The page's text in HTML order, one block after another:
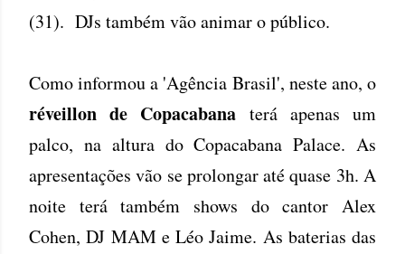
(31). DJs também vão animar o público.
Como informou a 'Agência Brasil', neste ano, o
réveillon de Copacabana terá apenas um
palco, na altura do Copacabana Palace. As
apresentações vão se prolongar até quase 3h. A
noite terá também shows do cantor Alex
Cohen, DJ MAM e Léo Jaime. As baterias das